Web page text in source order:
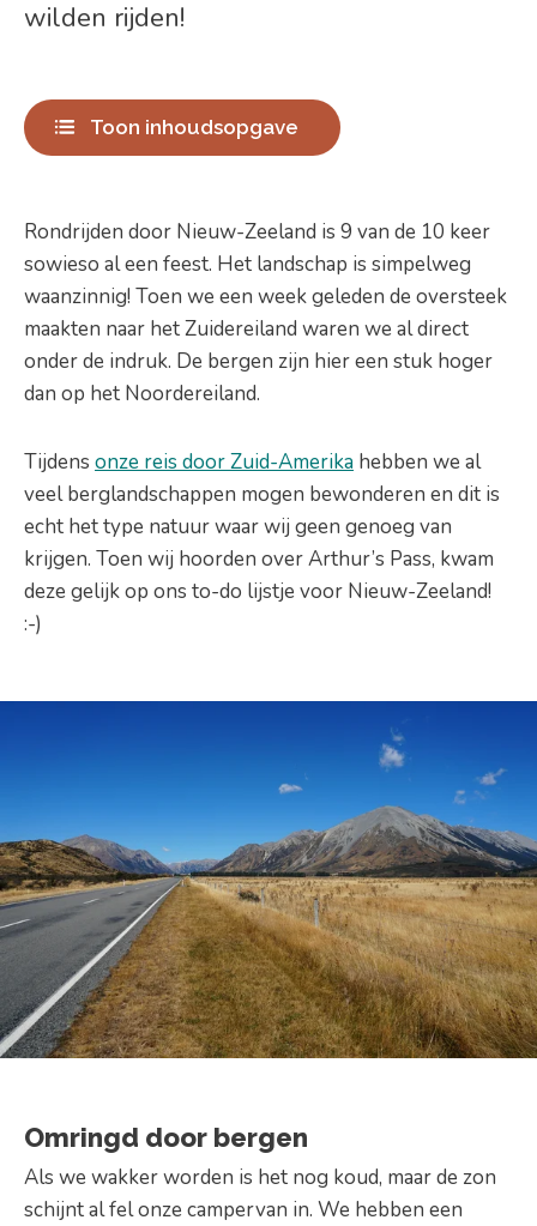
wilden rijden!
Toon inhoudsopgave
Rondrijden door Nieuw-Zeeland is 9 van de 10 keer
sowieso al een feest. Het landschap is simpelweg
waanzinnig! Toen we een week geleden de oversteek
maakten naar het Zuidereiland waren we al direct
onder de indruk. De bergen zijn hier een stuk hoger
dan op het Noordereiland.
Tijdens onze reis door Zuid-Amerika hebben we al
veel berglandschappen mogen bewonderen en dit is
echt het type natuur waar wij geen genoeg van
krijgen. Toen wij hoorden over Arthur’s Pass, kwam
deze gelijk op ons to-do lijstje voor Nieuw-Zeeland!
:-)
Omringd door bergen
Als we wakker worden is het nog koud, maar de zon
schijnt al fel onze campervan in. We hebben een